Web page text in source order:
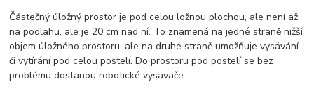
Částečný úložný prostor je pod celou ložnou plochou, ale není až
na podlahu, ale je 20 cm nad ní. To znamená na jedné straně nižší
objem úložného prostoru, ale na druhé straně umožňuje vysávání
či vytírání pod celou postelí. Do prostoru pod postelí se bez
problému dostanou robotické vysavače.